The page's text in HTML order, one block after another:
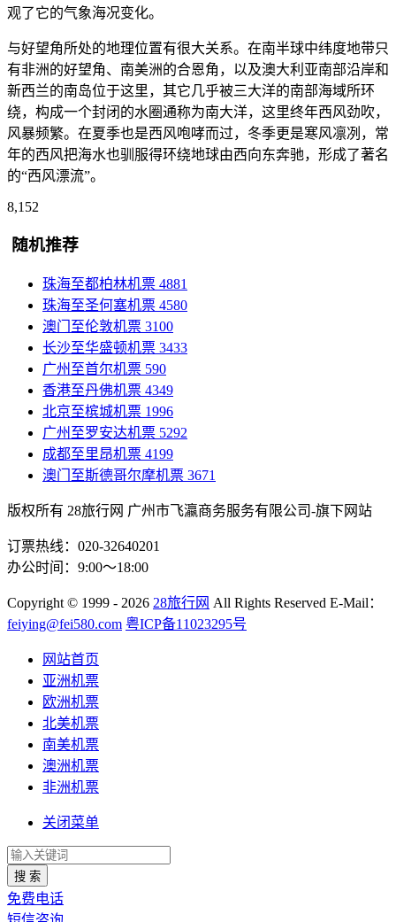
观了它的气象海况变化。
与好望角所处的地理位置有很大关系。在南半球中纬度地带只
有非洲的好望角、南美洲的合恩角，以及澳大利亚南部沿岸和
新西兰的南岛位于这里，其它几乎被三大洋的南部海域所环
绕，构成一个封闭的水圈通称为南大洋，这里终年西风劲吹，
风暴频繁。在夏季也是西风咆哮而过，冬季更是寒风凛冽，常
年的西风把海水也驯服得环绕地球由西向东奔驰，形成了著名
的“西风漂流”。
8,152
随机推荐
珠海至都柏林机票 4881
珠海至圣何塞机票 4580
澳门至伦敦机票 3100
长沙至华盛顿机票 3433
广州至首尔机票 590
香港至丹佛机票 4349
北京至槟城机票 1996
广州至罗安达机票 5292
成都至里昂机票 4199
澳门至斯德哥尔摩机票 3671
版权所有 28旅行网 广州市飞瀛商务服务有限公司-旗下网站
订票热线：020-32640201
办公时间：9:00～18:00
Copyright © 1999 - 2026 28旅行网 All Rights Reserved E-Mail：
feiying@fei580.com 粤ICP备11023295号
网站首页
亚洲机票
欧洲机票
北美机票
南美机票
澳洲机票
非洲机票
关闭菜单
搜 索
免费电话